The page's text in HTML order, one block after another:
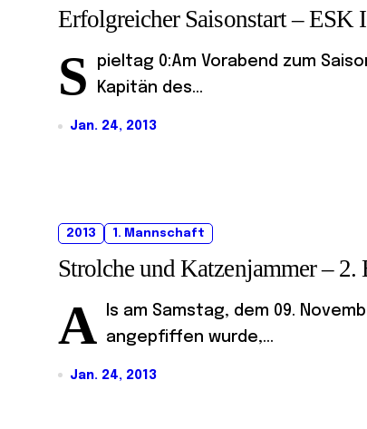
Erfolgreicher Saisonstart – ESK
S
pieltag 0:Am Vorabend zum
Kapitän des...
Jan. 24, 2013
2013 1. Mannschaft
Strolche und Katzenjammer –
A
ls am Samstag, dem 09.
angepfiffen wurde,...
Jan. 24, 2013